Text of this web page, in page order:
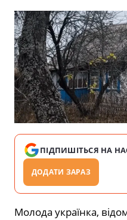
ПІДПИШІТЬСЯ НА НАС
ДОДАТИ ЗАРАЗ
Молода українка,